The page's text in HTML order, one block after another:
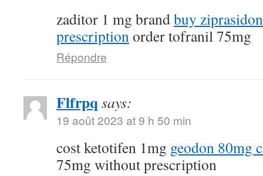
zaditor 1 mg brandbuy
prescription order tofranil 75mg
Répondre
Flfrpq says:
19 août 2023 at 9 h 50 min
cost ketotifen 1mg geodon 80mg
75mg without prescription